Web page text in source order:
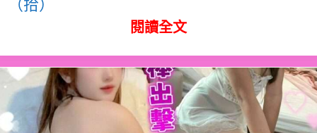
（拾）
閱讀全文